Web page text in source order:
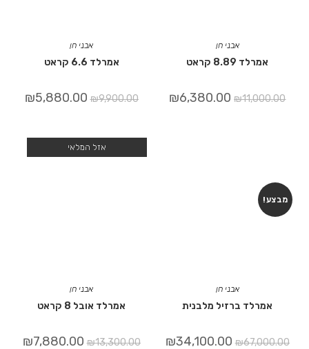
אבני חן
אמרלד 6.6 קראט
₪9,900.00
₪5,880.00
אבני חן
אמרלד 8.89 קראט
₪11,000.00
₪6,380.00
אזל המלאי
אבני חן
אמרלד אובל 8 קראט
₪13,300.00
₪7,880.00
מבצע!
אבני חן
אמרלד ברזיל מלבנית
₪67,000.00
₪34,100.00